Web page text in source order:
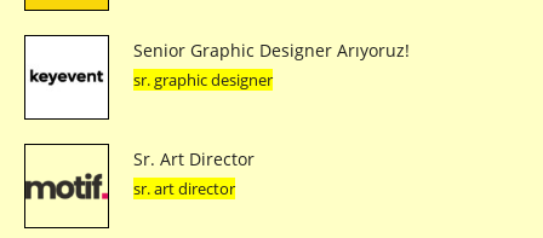
Senior Graphic Designer Arıyoruz!
sr. graphic designer
Sr. Art Director
sr. art director